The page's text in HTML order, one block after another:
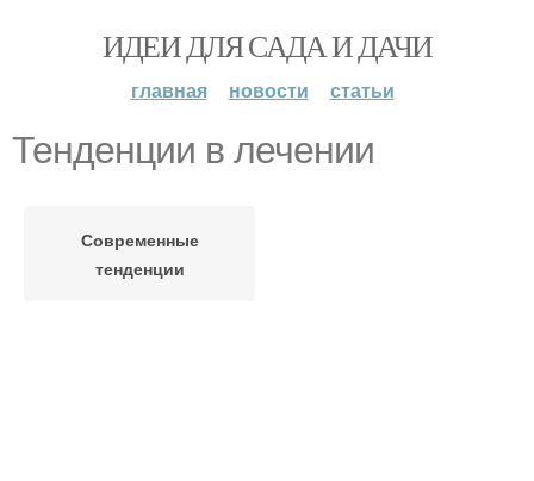
ИДЕИ ДЛЯ САДА И ДАЧИ
главная новости статьи
Тенденции в лечении
Современные
тенденции